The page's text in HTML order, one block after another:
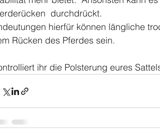
durchdrückt.
hierfür können längliche
Rücken des Pferdes sein.
ihr die Polsterung eures